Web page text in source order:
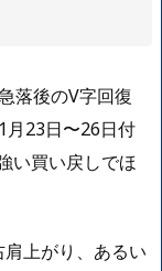
落後のV字回復
23日〜26日付
い買い戻しでほ
上がり、あるい